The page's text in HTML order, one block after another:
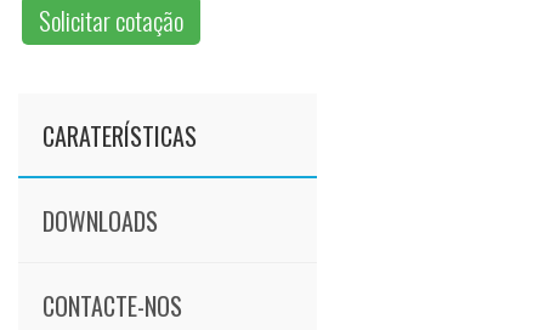
Solicitar cotação
CARATERÍSTICAS
DOWNLOADS
CONTACTE-NOS